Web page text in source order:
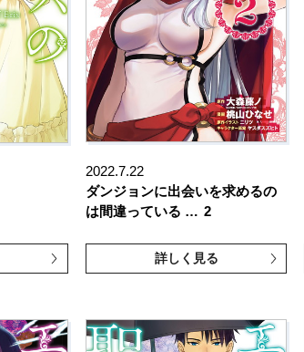
2022.7.22
ダンジョンに出会いを求めるの
は間違っている … 2
詳しく見る